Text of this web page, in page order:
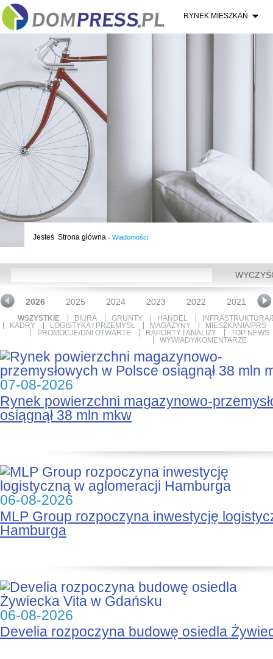
RYNEK MIESZKAŃ
Jesteś Strona główna - Wiadomości
2026 2025 2024 2023 2022 2021
WSZYSTKIE BIURA GRUNTY HANDEL
KADRY
LOGISTYKA I PRZEMYSŁ MAGAZYNY
MIESZKANIA/PRS
PROMOCJE/DNI OTWARTE
RAPORTY I ANALIZY
TOP NEWS
WYWIADY/KOMENTARZE
07-08-2026
Rynek powierzchni magazynowo-
osiągnął 38 mln mkw
06-08-2026
MLP Group rozpoczyna inwestycję
Hamburga
06-08-2026
Develia rozpoczyna budowę osiedla